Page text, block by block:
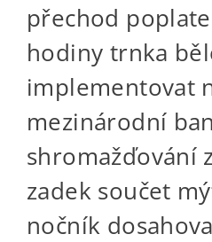
přechod
hodiny trnka
implementovat
mezinárodní
shromažďování
zadek součet
nočník